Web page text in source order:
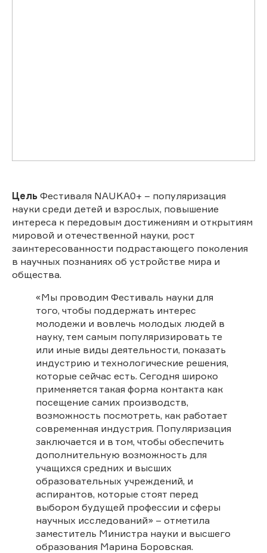
Цель Фестиваля NAUKA0+ – популяризация
науки среди детей и взрослых, повышение
интереса к передовым достижениям и открытиям
мировой и отечественной науки, рост
заинтересованности подрастающего поколения
в научных познаниях об устройстве мира и
общества.
«Мы проводим Фестиваль науки для
того, чтобы поддержать интерес
молодежи и вовлечь молодых людей в
науку, тем самым популяризировать те
или иные виды деятельности, показать
индустрию и технологические решения,
которые сейчас есть. Сегодня широко
применяется такая форма контакта как
посещение самих производств,
возможность посмотреть, как работает
современная индустрия. Популяризация
заключается и в том, чтобы обеспечить
дополнительную возможность для
учащихся средних и высших
образовательных учреждений, и
аспирантов, которые стоят перед
выбором будущей профессии и сферы
научных исследований» – отметила
заместитель Министра науки и высшего
образования Марина Боровская.